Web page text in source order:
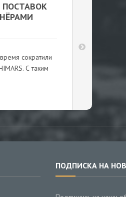
сократили
С таким
ПОДПИСКА НА